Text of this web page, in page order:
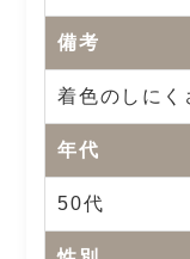
備考
着色のしにく
年代
50代